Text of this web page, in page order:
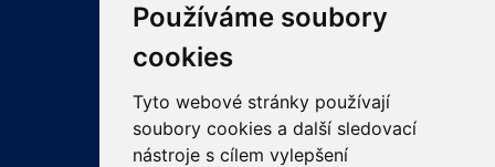
Používáme soubory
cookies
Tyto webové stránky používají
soubory cookies a další sledovací
nástroje s cílem vylepšení
ODKAZY
PRO LÉKAŘE